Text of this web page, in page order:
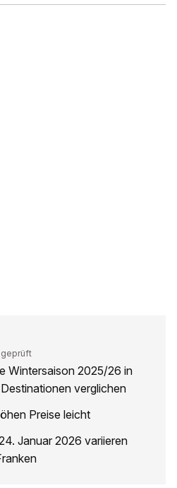
Wintersaison 2025/26 in
verglichen
Preise leicht
Januar 2026 variieren